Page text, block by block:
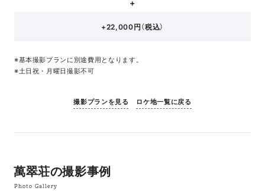
+22,000円（税込）
※基本撮影プランに別途費用となります。
※土日祝・月曜日撮影不可
撮影プランを見る ロケ地一覧に戻る
萬翠荘の撮影事例
Photo Gallery